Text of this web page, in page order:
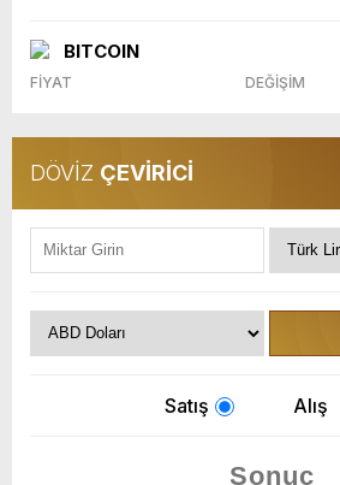
BITCOIN
FİYAT DEĞİŞİM
DÖVİZ ÇEVİRİCİ
Satış Alış